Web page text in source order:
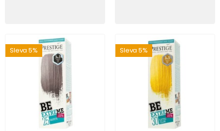
Sleva 5% Sleva 5%